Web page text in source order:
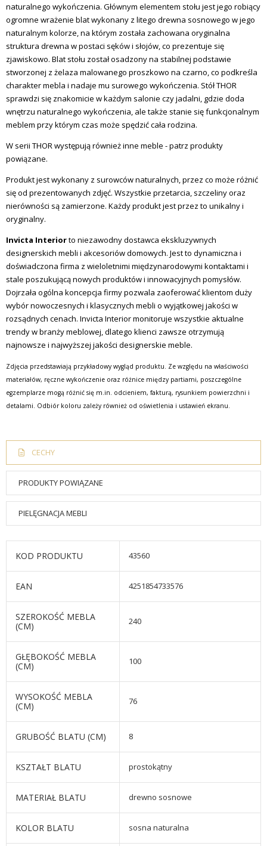
naturalnego wykończenia. Głównym elementem stołu jest jego robiący
ogromne wrażenie blat wykonany z litego drewna sosnowego w jego
naturalnym kolorze, na którym została zachowana oryginalna
struktura drewna w postaci sęków i słojów, co prezentuje się
zjawiskowo. Blat stołu został osadzony na stabilnej podstawie
stworzonej z żelaza malowanego proszkowo na czarno, co podkreśla
charakter mebla i nadaje mu surowego wykończenia. Stół THOR
sprawdzi się znakomicie w każdym salonie czy jadalni, gdzie doda
wnętrzu naturalnego wykończenia, ale także stanie się funkcjonalnym
meblem przy którym czas może spędzić cała rodzina.
W serii THOR występują również inne meble - patrz produkty
powiązane.
Produkt jest wykonany z surowców naturalnych, przez co może różnić
się od prezentowanych zdjęć. Wszystkie przetarcia, szczeliny oraz
nierówności są zamierzone. Każdy produkt jest przez to unikalny i
oryginalny.
Invicta Interiorto niezawodny dostawca ekskluzywnych
designerskich mebli i akcesoriów domowych. Jest to dynamiczna i
doświadczona firma z wieloletnimi międzynarodowymi kontaktami i
stale poszukującą nowych produktów i innowacyjnych pomysłów.
Dojrzała ogólna koncepcja firmy pozwala zaoferować klientom duży
wybór nowoczesnych i klasycznych mebli o wyjątkowej jakości w
rozsądnych cenach. Invicta Interior monitoruje wszystkie aktualne
trendy w branży meblowej, dlatego klienci zawsze otrzymują
najnowsze i najwyższej jakości designerskie meble.
Zdjęcia przedstawiają przykładowy wygląd produktu. Ze względu na właściwości
materiałów, ręczne wykończenie oraz różnice między partiami, poszczególne
egzemplarze mogą różnić się m.in. odcieniem, fakturą, rysunkiem powierzchni i
detalami. Odbiór koloru zależy również od oświetlenia i ustawień ekranu.
CECHY
PRODUKTY POWIĄZANE
PIELĘGNACJA MEBLI
KOD PRODUKTU 43560
EAN 4251854733576
SZEROKOŚĆ MEBLA
(CM)
240
GŁĘBOKOŚĆ MEBLA
(CM)
100
WYSOKOŚĆ MEBLA
(CM)
76
GRUBOŚĆ BLATU (CM) 8
KSZTAŁT BLATU prostokątny
MATERIAŁ BLATU drewno sosnowe
KOLOR BLATU sosna naturalna